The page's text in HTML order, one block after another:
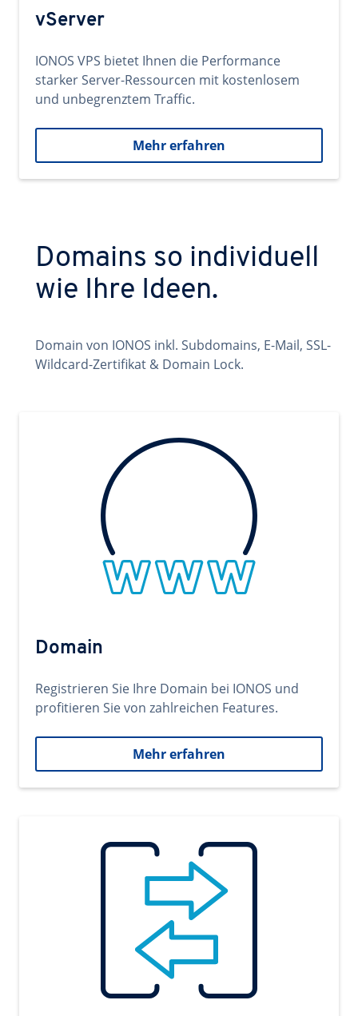
vServer
IONOS VPS bietet Ihnen die Performance
starker Server-Ressourcen mit kostenlosem
und unbegrenztem Traffic.
Mehr erfahren
Domains so individuell
wie Ihre Ideen.
Domain von IONOS inkl. Subdomains, E-Mail, SSL-
Wildcard-Zertifikat & Domain Lock.
Domain
Registrieren Sie Ihre Domain bei IONOS und
profitieren Sie von zahlreichen Features.
Mehr erfahren